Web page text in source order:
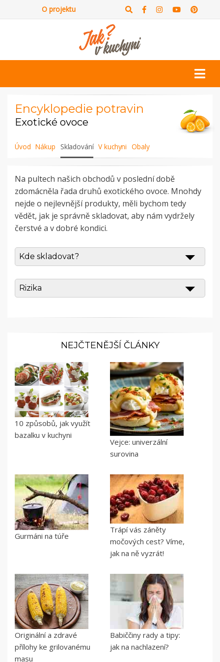
O projektu
Encyklopedie potravin
Exotické ovoce
Úvod Nákup Skladování V kuchyni Obaly
Na pultech našich obchodů v poslední době
zdomácněla řada druhů exotického ovoce. Mnohdy
nejde o nejlevnější produkty, měli bychom tedy
vědět, jak je správně skladovat, aby nám vydržely
čerstvé a v dobré kondici.
Kde skladovat?
Rizika
NEJČTENĚJŠÍ ČLÁNKY
10 způsobů, jak využít
bazalku v kuchyni
Vejce: univerzální
surovina
Gurmáni na túře
Trápí vás záněty
močových cest? Víme,
jak na ně vyzrát!
Originální a zdravé
přílohy ke grilovanému
masu
Babiččiny rady a tipy:
jak na nachlazení?